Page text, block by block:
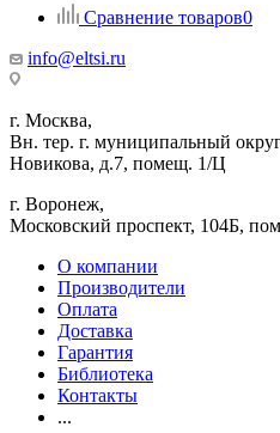
Сравнение товаров0
info@eltsi.ru
г. Москва,
Вн. тер. г. муниципальный
Новикова, д.7, помещ. 1/Ц
г. Воронеж,
​Московский проспект, 104Б,
О компании
Производители
Оплата
Доставка
Гарантия
Библиотека
Контакты
...